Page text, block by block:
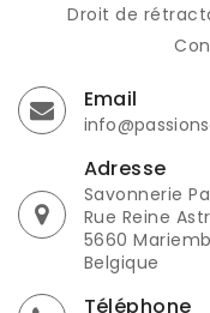
Droit de
Email
Adresse
Savonnerie
Rue Reine
5660
Belgique
Téléphone